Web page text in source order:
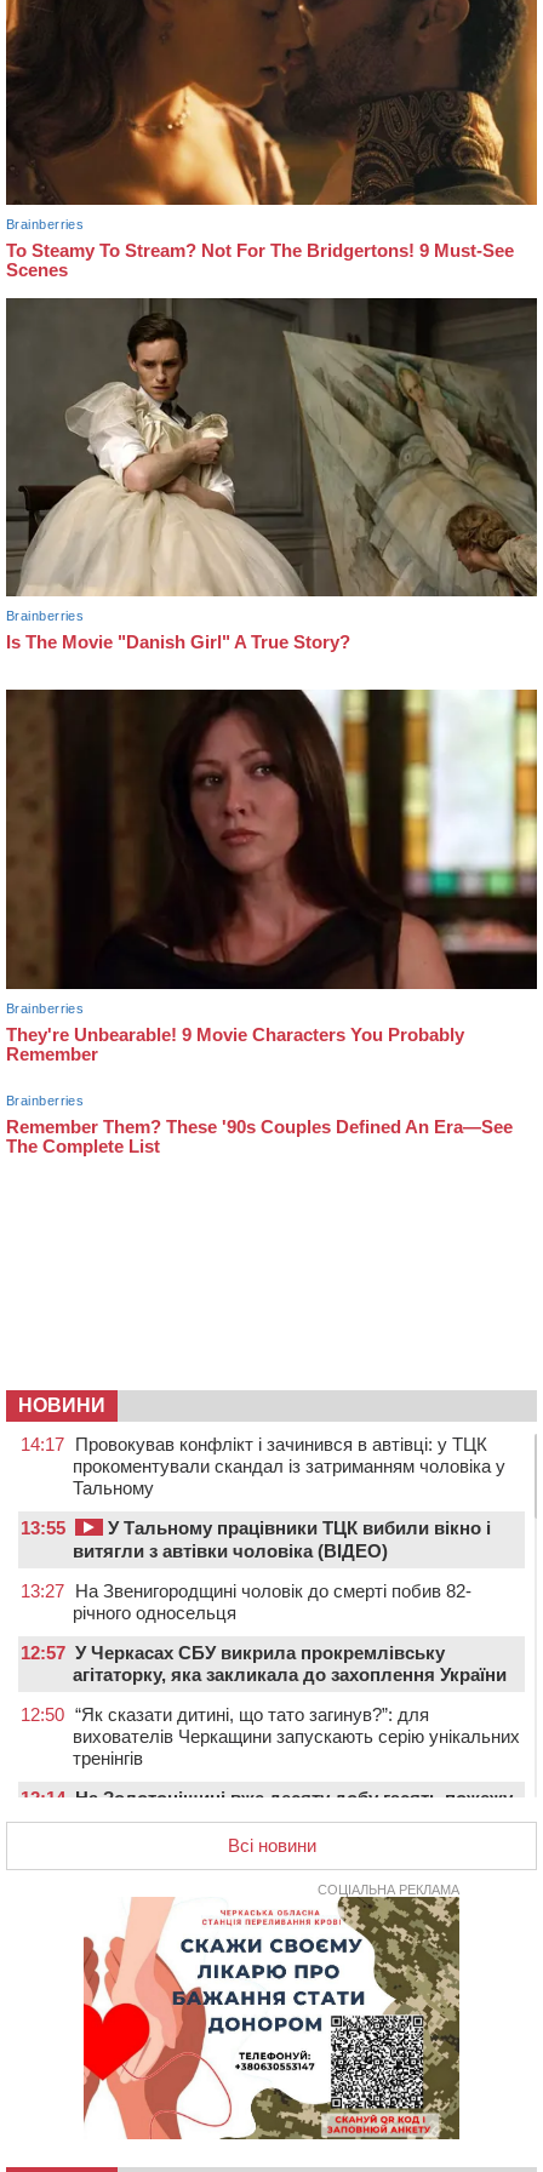
НОВИНИ
14:17 Провокував конфлікт і зачинився в автівці: у ТЦК
прокоментували скандал із затриманням чоловіка у
Тальному
13:55
У Тальному працівники ТЦК вибили вікно і
витягли з автівки чоловіка (ВІДЕО)
13:27 На Звенигородщині чоловік до смерті побив 82-
річного односельця
12:57 У Черкасах СБУ викрила прокремлівську
агітаторку, яка закликала до захоплення України
12:50 “Як сказати дитині, що тато загинув?”: для
вихователів Черкащини запускають серію унікальних
тренінгів
12:14 На Золотоніщині вже десяту добу гасять пожежу
торфу
Захисника зі Звенигородщини, який обороняв
Авдіївку, нагородили “Комбатантським хрестом”
На Черкащині п’яний мотоцикліст зіткнувся з
мопедом: двоє людей у лікарні
Ветерани МСК “Дніпро” вибороли бронзу чемпіонату
України
На Уманщині підрядника зобов’язали сплатити понад
670 тис грн штрафу за незаконні зміни до договору
Обрано претендента на посаду директора
Всі новини
СОЦІАЛЬНА РЕКЛАМА